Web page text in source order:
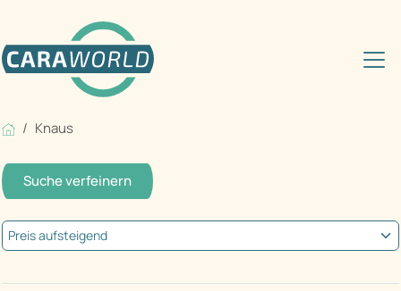
Knaus
Suche verfeinern